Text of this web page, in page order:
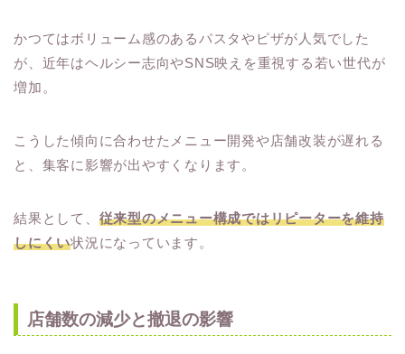
かつてはボリューム感のあるパスタやピザが人気でした
が、近年はヘルシー志向やSNS映えを重視する若い世代が
増加。
こうした傾向に合わせたメニュー開発や店舗改装が遅れる
と、集客に影響が出やすくなります。
結果として、 従来型のメニュー構成ではリピーターを維持
しにくい状況になっています。
店舗数の減少と撤退の影響